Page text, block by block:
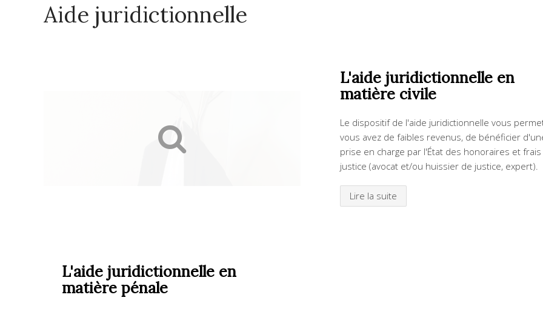
Aide juridictionnelle
L'aide juridictionnelle en
matière civile
Le dispositif de l'aide juridictionnelle vous
vous avez de faibles revenus, de bénéficier
prise en charge par l'État des honoraires et
justice (avocat et/ou huissier de justice, expert).
Lire la suite
L'aide juridictionnelle en
matière pénale